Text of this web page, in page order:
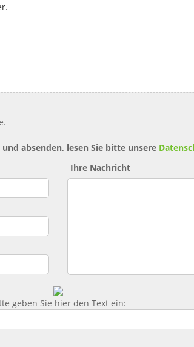
absenden, lesen Sie bitte unsere
Ihre Nachricht
geben Sie hier den Text ein: